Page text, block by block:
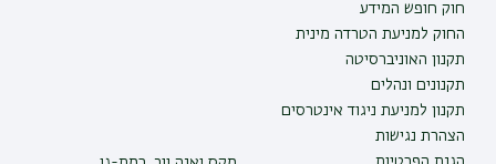
חוק חופש המידע
החוק למניעת הטרדה מינית
תקנון האוניברסיטה
תקנונים ונהלים
תקנון למניעת ניגוד אינטרסים
הצהרת נגישות